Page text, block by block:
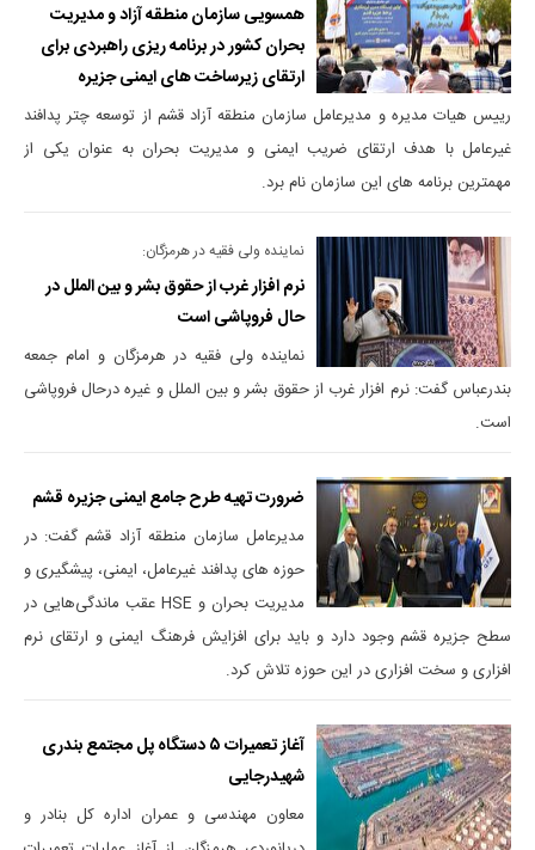
همسویی سازمان منطقه آزاد و مدیریت
بحران کشور در برنامه ریزی راهبردی برای
ارتقای زیرساخت های ایمنی جزیره
رییس هیات مدیره و مدیرعامل سازمان منطقه آزاد قشم از توسعه چتر پدافند
غیرعامل با هدف ارتقای ضریب ایمنی و مدیریت بحران به عنوان یکی از
مهمترین برنامه های این سازمان نام برد.
نماینده ولی فقیه در هرمزگان:
نرم افزار غرب از حقوق بشر و بین الملل در
حال فروپاشی است
نماینده ولی فقیه در هرمزگان و امام جمعه
بندرعباس گفت: نرم افزار غرب از حقوق بشر و بین الملل و غیره درحال فروپاشی
است.
ضرورت تهیه طرح جامع ایمنی جزیره قشم
مدیرعامل سازمان منطقه آزاد قشم گفت: در
حوزه های پدافند غیرعامل، ایمنی، پیشگیری و
مدیریت بحران و HSE عقب ماندگی‌هایی در
سطح جزیره قشم وجود دارد و باید برای افزایش فرهنگ ایمنی و ارتقای نرم
افزاری و سخت افزاری در این حوزه تلاش کرد.
آغاز تعمیرات ۵ دستگاه پل مجتمع بندری‌
شهیدرجایی
معاون مهندسی و عمران اداره کل بنادر و